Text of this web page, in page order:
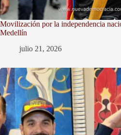
Movilización por la independencia
Medellín
julio 21, 2026